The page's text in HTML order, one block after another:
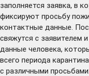
заполняется заявка, в
фиксируют просьбу
контактные данные.
свяжутся с заявителем
данные человека,
всего периода
с различными